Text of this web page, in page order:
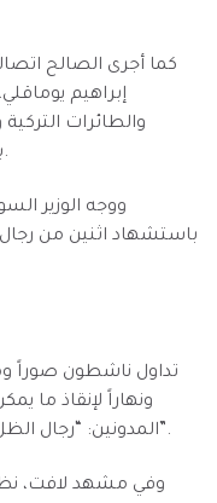
كما أجرى الصالح
إبراهيم
بجاهزية الطواقم التركية داخل أراضيهم.
ووجه الوزير
باستشهاد اثنين من
تداول ناشطون صوراً
ونهاراً لإنقاذ ما
المدونين: “رجال الظل هم أبطالنا الحقيقيون في هذه المحنة”.
وفي مشهد لافت،